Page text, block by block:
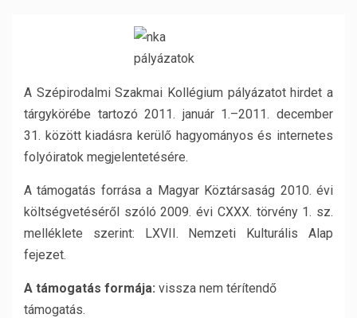
A Szépirodalmi Szakmai Kollégium pályázatot hirdet a
tárgykörébe tartozó 2011. január 1.–2011. december
31. között kiadásra kerülő hagyományos és internetes
folyóiratok megjelentetésére.
A támogatás forrása a Magyar Köztársaság 2010. évi
költségvetéséről szóló 2009. évi CXXX. törvény 1. sz.
melléklete szerint: LXVII. Nemzeti Kulturális Alap
fejezet.
A támogatás formája: vissza nem térítendő
támogatás.